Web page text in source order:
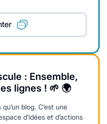
: Ensemble,
lignes ! 🌱 🌍
blog. C’est une
d’idées et d’actions